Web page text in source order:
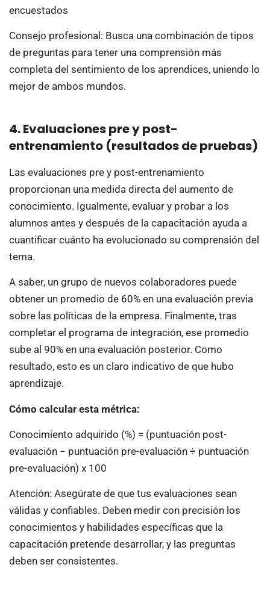
encuestados
Consejo profesional: Busca una combinación de tipos
de preguntas para tener una comprensión más
completa del sentimiento de los aprendices, uniendo lo
mejor de ambos mundos.
4. Evaluaciones pre y post-
entrenamiento (resultados de pruebas)
Las evaluaciones pre y post-entrenamiento
proporcionan una medida directa del aumento de
conocimiento. Igualmente, evaluar y probar a los
alumnos antes y después de la capacitación ayuda a
cuantificar cuánto ha evolucionado su comprensión del
tema.
A saber, un grupo de nuevos colaboradores puede
obtener un promedio de 60% en una evaluación previa
sobre las políticas de la empresa. Finalmente, tras
completar el programa de integración, ese promedio
sube al 90% en una evaluación posterior. Como
resultado, esto es un claro indicativo de que hubo
aprendizaje.
Cómo calcular esta métrica:
Conocimiento adquirido (%) = (puntuación post-
evaluación − puntuación pre-evaluación ÷ puntuación
pre-evaluación) x 100
Atención: Asegúrate de que tus evaluaciones sean
válidas y confiables. Deben medir con precisión los
conocimientos y habilidades específicas que la
capacitación pretende desarrollar, y las preguntas
deben ser consistentes.